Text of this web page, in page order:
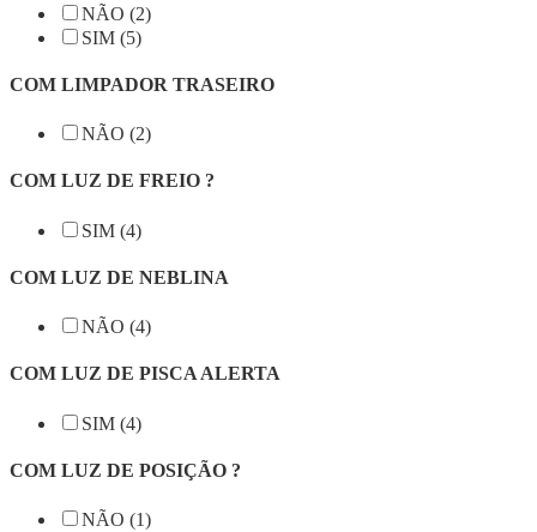
NÃO (2)
SIM (5)
COM LIMPADOR TRASEIRO
NÃO (2)
COM LUZ DE FREIO ?
SIM (4)
COM LUZ DE NEBLINA
NÃO (4)
COM LUZ DE PISCA ALERTA
SIM (4)
COM LUZ DE POSIÇÃO ?
NÃO (1)